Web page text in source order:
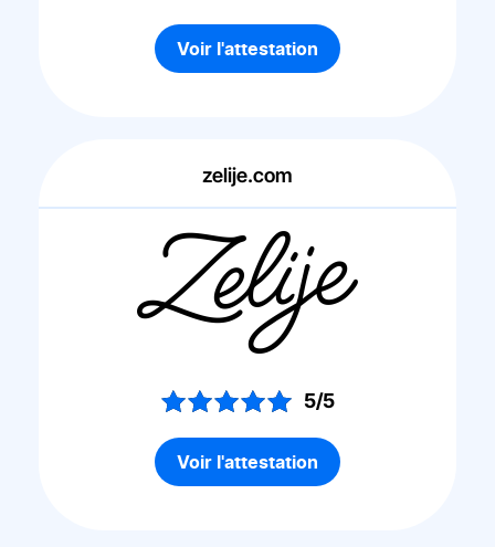
Voir l'attestation
zelije.com
5/5
Voir l'attestation